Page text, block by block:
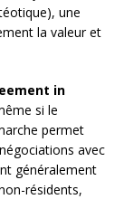
une
la valeur et
in
si le
permet
avec
généralement
résidents,